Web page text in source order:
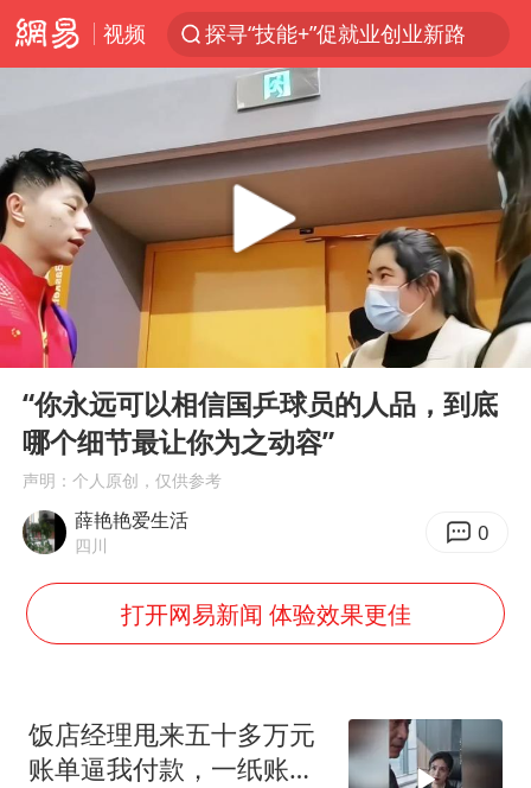
视频
探寻“技能+”促就业创业新路
店主遭女子“鬼手”换钞
顾客结账把钱扔地上 服务员霸气扔回
美国退回1000亿美元关税
38岁山东财大教授刘海明逝世
李亚鹏向地铁吐血女孩捐99999元
台风白海豚或在华东沿海登陆
“银行午休1.5小时”留个窗口行不行
FIFA官方支持因凡蒂诺
弹药库存告急 美军补货难
沙特否认与胡塞武装举行会谈
如何把百年大党建设得更加坚强有力
香港殿堂级填词人黎彼得因病离世 终年76岁
日本籍女网红在韩直播时自杀身亡
恩比德变瘦引热议
Play
00:00 01:50
“你永远可以相信国乒球员的人品，到底
哪个细节最让你为之动容”
声明：个人原创，仅供参考
薛艳艳爱生活
四川 0
打开网易新闻 体验效果更佳
饭店经理甩来五十多万元
账单逼我付款，一纸账单